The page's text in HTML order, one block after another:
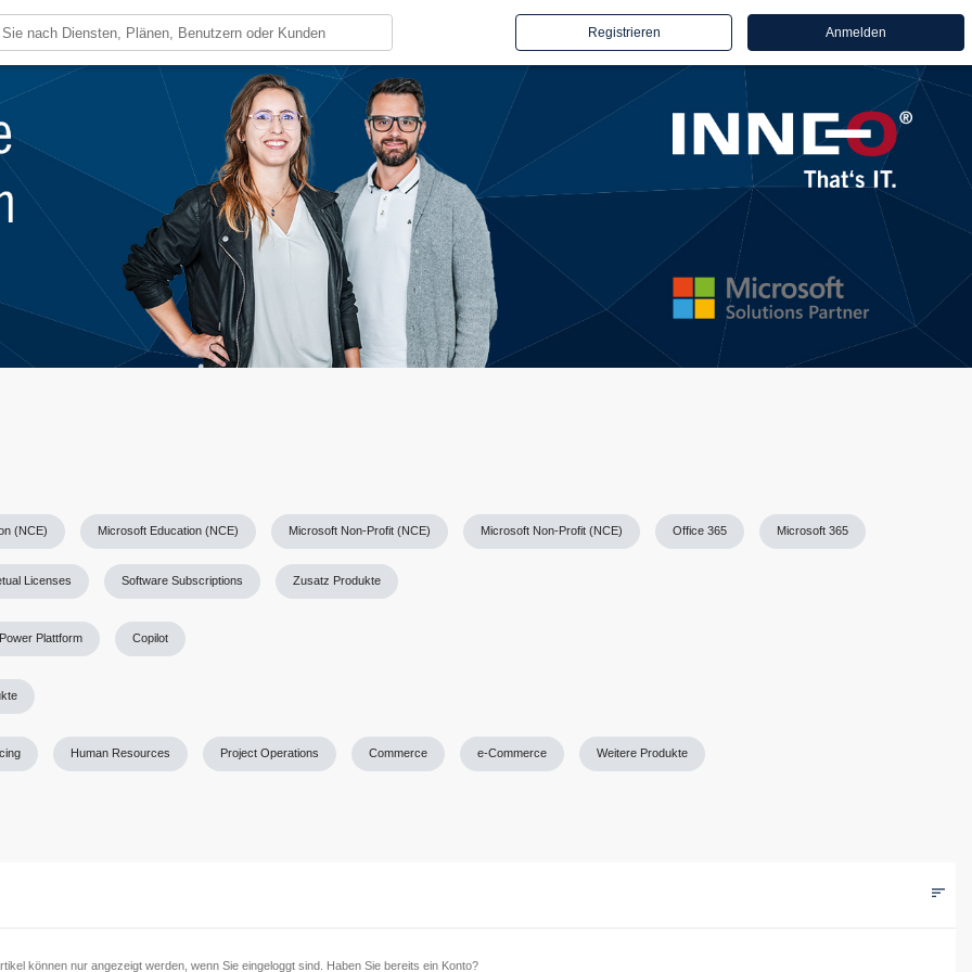
Registrieren Anmelden
Human Resources Project Operations Commerce e-Commerce Weitere Produkte
Power Plattform Copilot
(NCE) Microsoft Education (NCE) Microsoft Non-Profit (NCE) Microsoft Non-Profit (NCE) Office 365 Microsoft 365
Licenses Software Subscriptions Zusatz Produkte
sort
können nur angezeigt werden, wenn Sie eingeloggt sind. Haben Sie bereits ein Konto?